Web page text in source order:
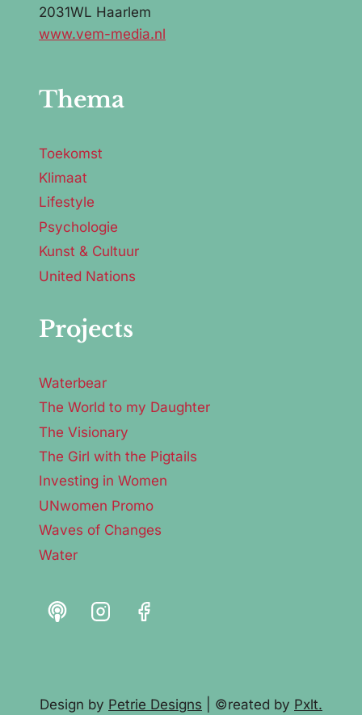
2031WL Haarlem
www.vem-media.nl
Thema
Toekomst
Klimaat
Lifestyle
Psychologie
Kunst & Cultuur
United Nations
Projects
Waterbear
The World to my Daughter
The Visionary
The Girl with the Pigtails
Investing in Women
UNwomen Promo
Waves of Changes
Water
Design by Petrie Designs | ©reated by Pxlt.